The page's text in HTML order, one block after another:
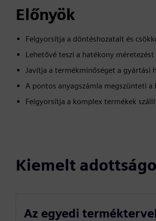
Előnyök
Felgyorsítja a döntéshozatalt és
Lehetővé teszi a hatékony
Javítja a termékminőséget a gyártási
A pontos anyagszámla megszünteti
Felgyorsítja a komplex termékek
Kiemelt
Az egyedi